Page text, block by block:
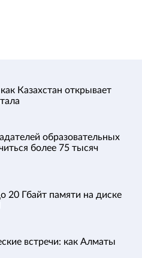
Казахстан открывает
образовательных
более 75 тысяч
20 Гбайт памяти на диске
встречи: как Алматы